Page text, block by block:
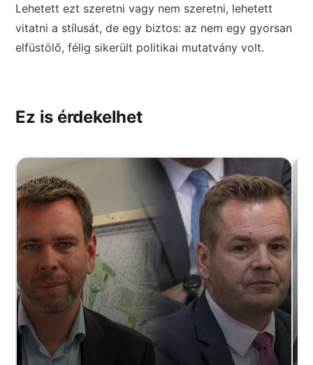
Lehetett ezt szeretni vagy nem szeretni, lehetett
vitatni a stílusát, de egy biztos: az nem egy gyorsan
elfüstölő, félig sikerült politikai mutatvány volt.
Ez is érdekelhet